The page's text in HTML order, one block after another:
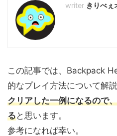
きりべぇ
この記事では、Backpack
的なプレイ方法について解説
クリアした一例になるので
ると思います。
参考になれば幸い。